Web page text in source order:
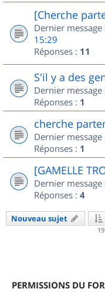
[Cherche
Dernier message
15:29
Réponses : 11
S'il y a des
Dernier message
Réponses : 1
cherche
Dernier message
Réponses : 1
[GAMELLE
Dernier message
Réponses : 4
Nouveau sujet
PERMISSIONS DU